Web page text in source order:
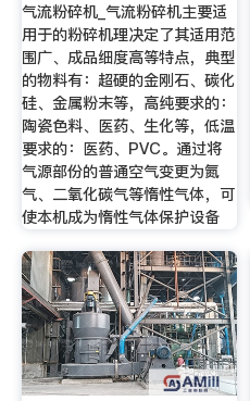
气流粉碎机_气流粉碎机主要适
用于的粉碎机理决定了其适用范
围广、成品细度高等特点，典型
的物料有：超硬的金刚石、碳化
硅、金属粉末等，高纯要求的：
陶瓷色料、医药、生化等，低温
要求的：医药、PVC。通过将
气源部份的普通空气变更为氮
气、二氧化碳气等惰性气体，可
使本机成为惰性气体保护设备